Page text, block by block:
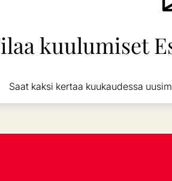
kuulumiset
Saat kaksi kertaa kuukaudessa